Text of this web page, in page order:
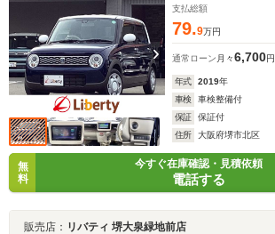
支払総額
79.9万円
通常ローン 月々6,700円
年式 2019年
車検
車検整備付
保証
保証付
住所
大阪府堺市北区
無
料
今すぐ在庫確認・見積依頼
電話する
販売店： リバティ 堺大泉緑地前店